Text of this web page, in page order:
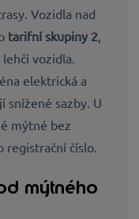
Vozidla nad
tarifní skupiny 2
vozidla.
elektrická a
snížené sazby. U
mýtné bez
registrační číslo.
mýtného